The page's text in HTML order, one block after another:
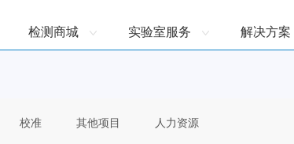
检测商城 实验室服务 解决方案
校准 其他项目 人力资源